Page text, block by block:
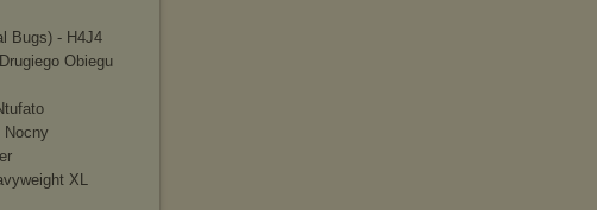
Bugs) - H4J4
Obiegu
Nocny
XL